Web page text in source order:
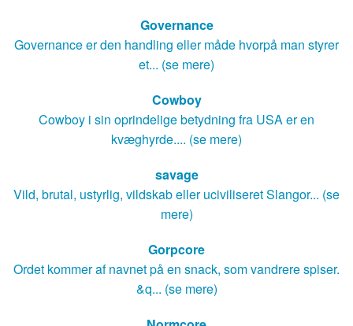
Governance
Governance er den handling eller måde hvorpå man styrer
et... (se mere)
Cowboy
Cowboy i sin oprindelige betydning fra USA er en
kvæghyrde.... (se mere)
savage
Vild, brutal, ustyrlig, vildskab eller uciviliseret Slangor... (se
mere)
Gorpcore
Ordet kommer af navnet på en snack, som vandrere spiser.
&q... (se mere)